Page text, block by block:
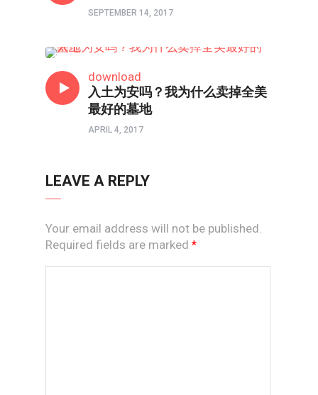
SEPTEMBER 14, 2017
download
入土为安吗？我为什么卖掉全美
最好的墓地
APRIL 4, 2017
LEAVE A REPLY
Your email address will not be published.
Required fields are marked *